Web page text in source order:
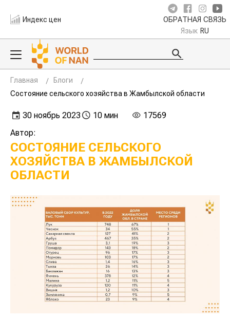
Индекс цен ОБРАТНАЯ СВЯЗЬ
Язык RU
Главная
Блоги
Состояние сельского хозяйства в Жамбылской области
30 ноябрь 2023 10 мин
17569
Автор:
СОСТОЯНИЕ СЕЛЬСКОГО
ХОЗЯЙСТВА В ЖАМБЫЛСКОЙ
ОБЛАСТИ